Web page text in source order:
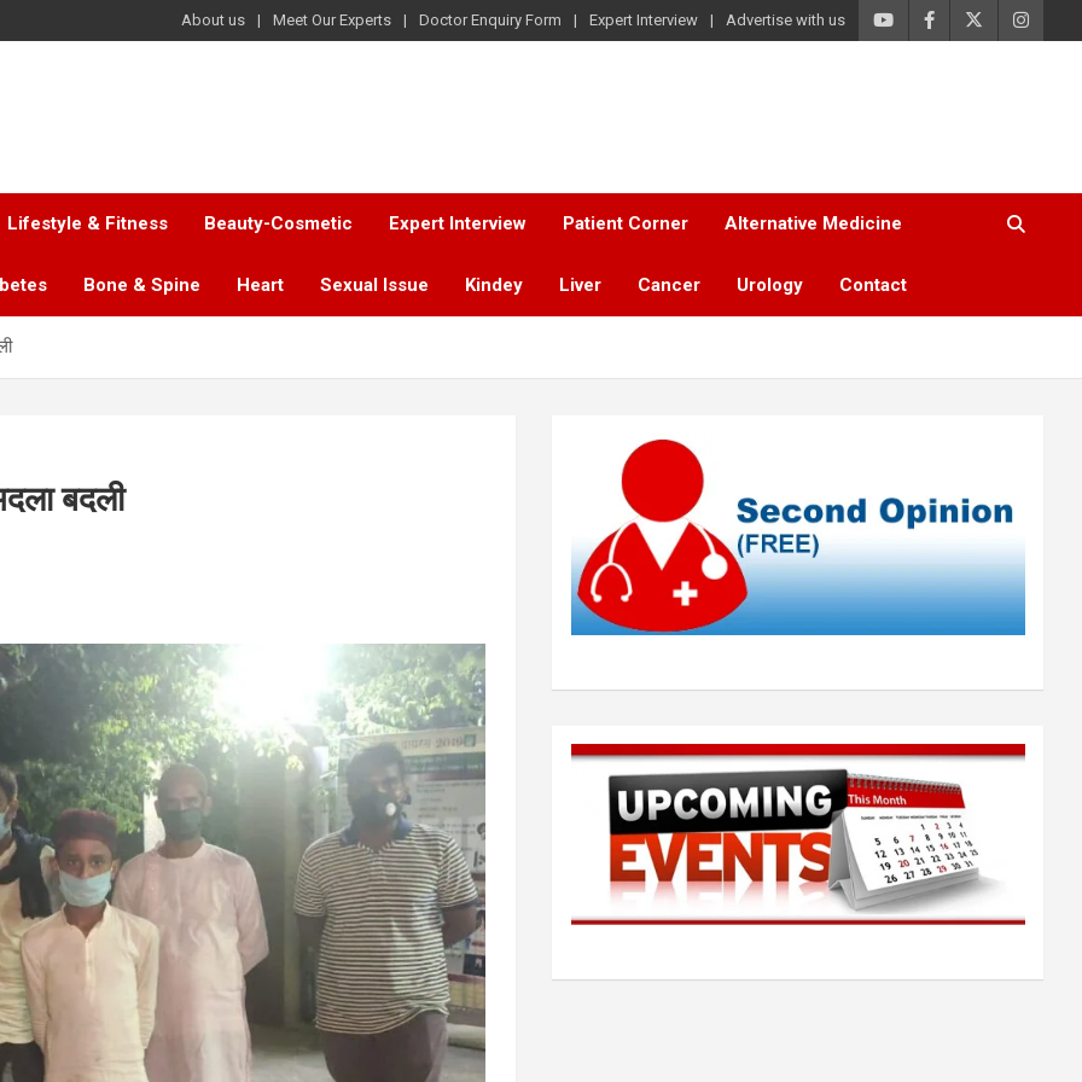
About us Meet Our Experts Doctor Enquiry Form Expert Interview Advertise with us
Lifestyle & Fitness Beauty-Cosmetic Expert Interview Patient Corner Alternative Medicine
Bone & Spine Heart Sexual Issue Kindey Liver Cancer Urology Contact
बदली